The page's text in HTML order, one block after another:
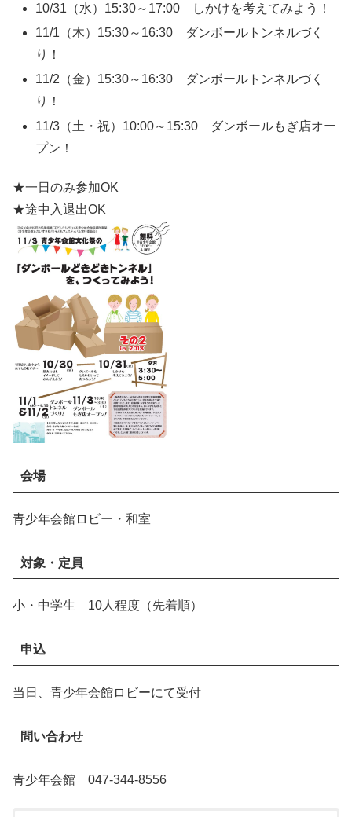
10/31（水）15:30～17:00 しかけを考えてみよう！
11/1（木）15:30～16:30 ダンボールトンネルづく
り！
11/2（金）15:30～16:30 ダンボールトンネルづく
り！
11/3（土・祝）10:00～15:30 ダンボールもぎ店オー
プン！
★一日のみ参加OK
★途中入退出OK
会場
青少年会館ロビー・和室
対象・定員
小・中学生 10人程度（先着順）
申込
当日、青少年会館ロビーにて受付
問い合わせ
青少年会館 047-344-8556